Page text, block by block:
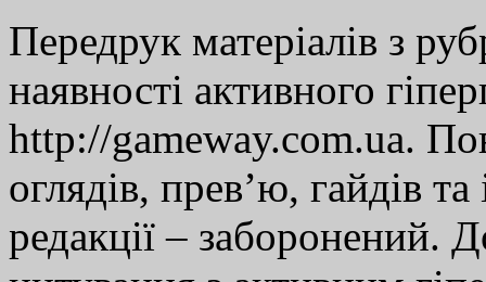
Передрук матеріалів з
наявності активного
http://gameway.com.ua.
оглядів, прев’ю, гайдів
редакції – заборонений.